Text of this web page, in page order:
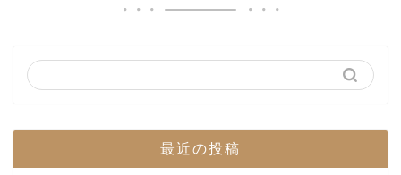
最近の投稿